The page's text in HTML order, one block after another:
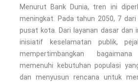
Menurut Bank Dunia, tren ini
meningkat. Pada tahun 2050, 7
pusat kota.
Dari layanan dasar dan
inisiatif keselamatan publik,
mempertimbangkan
memenuhi kebutuhan populasi
dan menyusun rencana untuk